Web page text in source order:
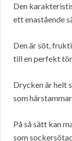
Den
ett enastående
Den är söt,
till en perfekt
Drycken är helt
som
På så sätt kan
som